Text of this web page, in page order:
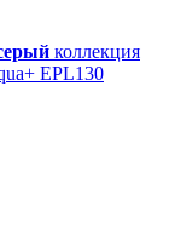
коллекция
EPL130